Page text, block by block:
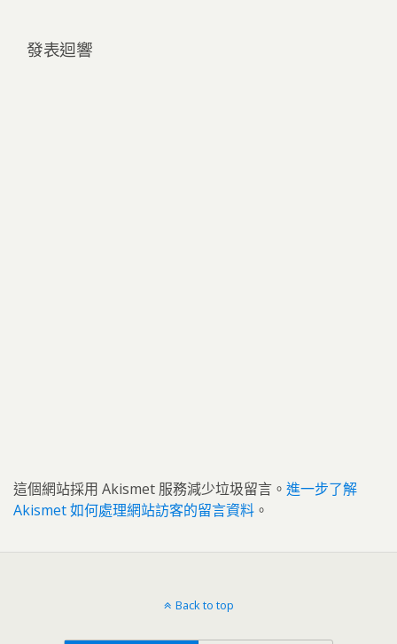
發表迴響
這個網站採用 Akismet 服務減少垃圾留言。 進一步了解
Akismet 如何處理網站訪客的留言資料 。
Back to top